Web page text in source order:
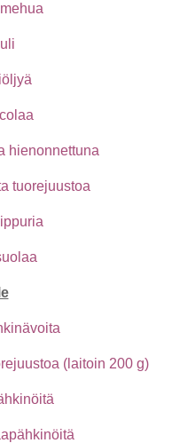
hienonnettuna
tuorejuustoa
(laitoin 200 g)